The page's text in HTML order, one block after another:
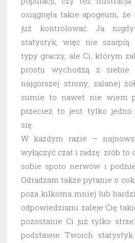
osiągnęła takie apogeum,
już kontrolować. Ja
statystyk, więc nie szarpią
typy graczy, ale Ci, którym
prostu wychodzą z siebie
najgorszej strony, zalanej
sumie to nawet nie wiem
przecież to jest tylko
się.
W każdym razie –
wyłączyć czat i radzę: zrób to
sobie sporo nerwów i
Odradzam także pytanie o
poza kilkoma mniej lub
odpowiedziami zaleje Cię
pozostanie Ci już tylko
podstawie Twoich